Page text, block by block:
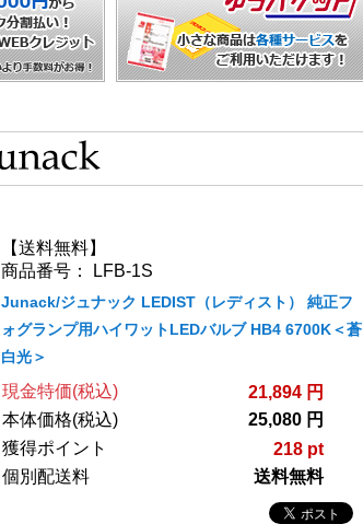
【送料無料】
商品番号： LFB-1S
Junack/ジュナック LEDIST（レディスト） 純正フ
ォグランプ用ハイワットLEDバルブ HB4 6700K＜蒼
白光＞
現金特価(税込)
21,894 円
本体価格(税込)
25,080 円
獲得ポイント
218 pt
個別配送料
送料無料